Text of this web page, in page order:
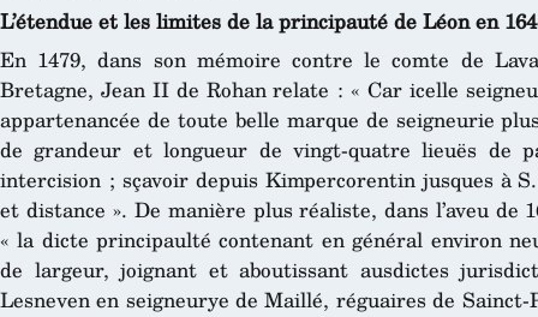
L’étendue et les limites de la principauté de Léon en
En 1479, dans son mémoire contre le comte de
Bretagne, Jean II de Rohan relate : « Car icelle
appartenancée de toute belle marque de seigneurie
de grandeur et longueur de vingt-quatre lieuës de
intercision ; sçavoir depuis Kimpercorentin jusques à
et distance ». De manière plus réaliste, dans l’aveu de
« la dicte principaulté contenant en général environ
de largeur, joignant et aboutissant ausdictes
Lesneven en seigneurye de Maillé, réguaires de